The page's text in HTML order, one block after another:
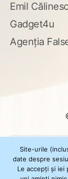
Emil
Gadget4u
Agenția
după:
Site-urile
date despre
Le accepți și iei